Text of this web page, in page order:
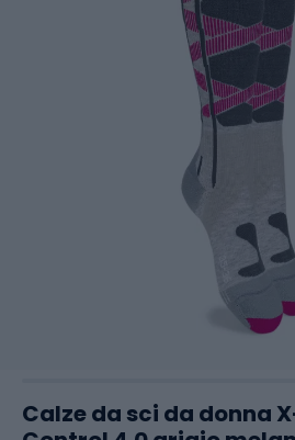
Calze da sci da donna